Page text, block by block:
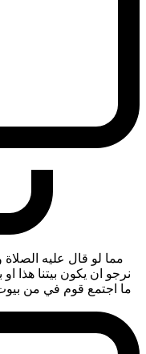
مما لو قال عليه
نرجو ان يكون بيتنا هذا
ما اجتمع قوم في من بيوت